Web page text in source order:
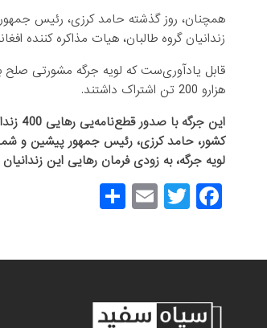
همچنان، روز گذشته حامد کرزی، رئیس
زندانیان گروه طالبان، هیات مذاکره کننده
هزارو 200 تن اشتراک داشتند.
این
کشور، حامد کرزی، رئیس جمهور پیشین و
لویه جرگه، به زودی فرمان رهایی این
F
a
e
b
T
wi
er
E
m
e